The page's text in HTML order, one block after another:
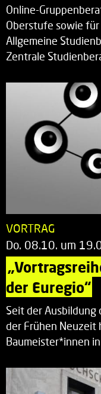
Online-
Oberstufe sowie
Allgemeine
Zentrale
VORTRAG
Do. 08.10. um
der Euregio“
Seit der
der Frühen Neuzeit
Baumeister*innen